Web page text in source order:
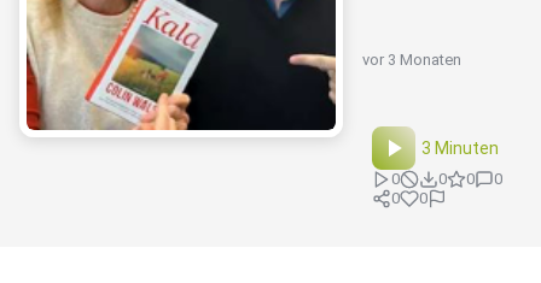
vor 3 Monaten
3 Minuten
0 0 0
0
0
0